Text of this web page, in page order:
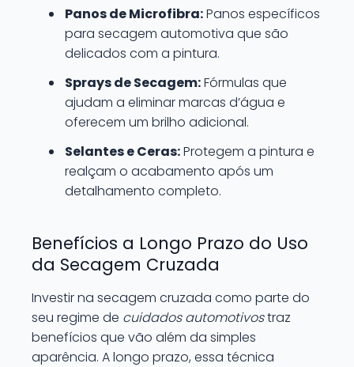
Panos de Microfibra:Panos específicos
para secagem automotiva que são
delicados com a pintura.
Sprays de Secagem:Fórmulas que
ajudam a eliminar marcas d’água e
oferecem um brilho adicional.
Selantes e Ceras:Protegem a pintura e
realçam o acabamento após um
detalhamento completo.
Benefícios a Longo Prazo do Uso
da Secagem Cruzada
Investir na secagem cruzada como parte do
seu regime de cuidados automotivostraz
benefícios que vão além da simples
aparência. A longo prazo, essa técnica